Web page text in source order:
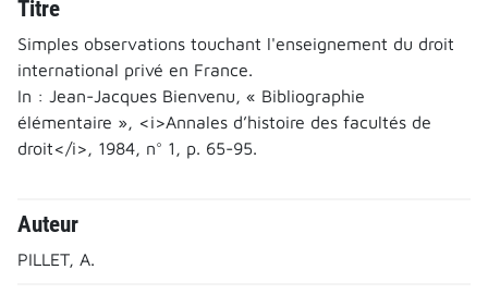
Titre
Simples observations touchant l'enseignement du droit
international privé en France.
In : Jean-Jacques Bienvenu, « Bibliographie
élémentaire », <i>Annales d’histoire des facultés de
droit</i>, 1984, n° 1, p. 65-95.
Auteur
PILLET, A.